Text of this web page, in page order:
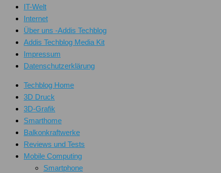
IT-Welt
Internet
Über uns -Addis Techblog
Addis Techblog Media Kit
Impressum
Datenschutzerklärung
Techblog Home
3D Druck
3D-Grafik
Smarthome
Balkonkraftwerke
Reviews und Tests
Mobile Computing
Smartphone